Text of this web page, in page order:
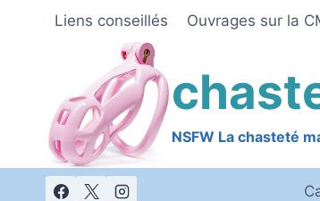
Liens conseillés Ouvrages sur la
NSFW La chasteté